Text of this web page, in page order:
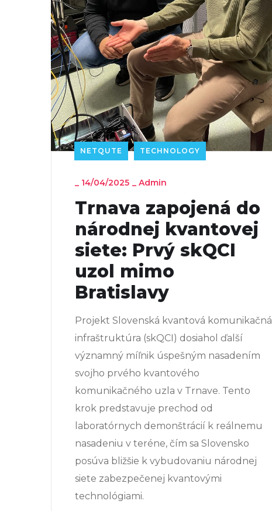
NETQUTE TECHNOLOGY
_ 14/04/2025 _ Admin
Trnava zapojená do
národnej kvantovej
siete: Prvý skQCI
uzol mimo
Bratislavy
Projekt Slovenská kvantová komunikačná
infraštruktúra (skQCI) dosiahol ďalší
významný míľnik úspešným nasadením
svojho prvého kvantového
komunikačného uzla v Trnave. Tento
krok predstavuje prechod od
laboratórnych demonštrácií k reálnemu
nasadeniu v teréne, čím sa Slovensko
posúva bližšie k vybudovaniu národnej
siete zabezpečenej kvantovými
technológiami.